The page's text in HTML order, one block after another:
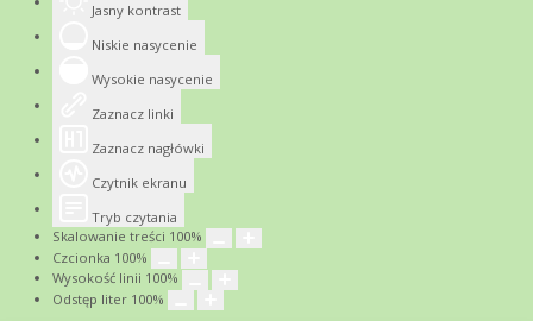
Jasny kontrast
Niskie nasycenie
Wysokie nasycenie
Zaznacz linki
Zaznacz nagłówki
Czytnik ekranu
Tryb czytania
Skalowanie treści 100%
Czcionka 100%
Wysokość linii 100%
Odstęp liter 100%